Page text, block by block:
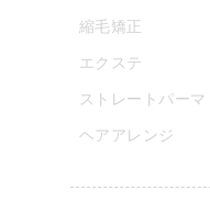
縮毛矯正
エクステ
ストレートパーマ
ヘアアレンジ